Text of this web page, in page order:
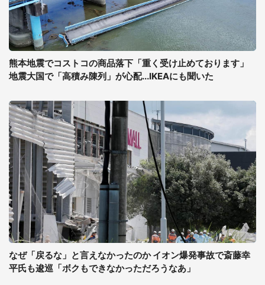
熊本地震でコストコの商品落下「重く受け止めております」
地震大国で「高積み陳列」が心配...IKEAにも聞いた
なぜ「戻るな」と言えなかったのか イオン爆発事故で斎藤幸
平氏も逡巡「ボクもできなかっただろうなあ」